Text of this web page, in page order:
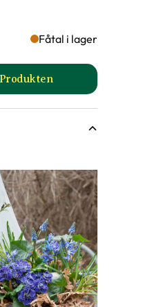
Fåtal i lager
till Kruka Arvid produktsida